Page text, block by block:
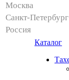
Москва
Санкт-Петербург
Россия
Каталог